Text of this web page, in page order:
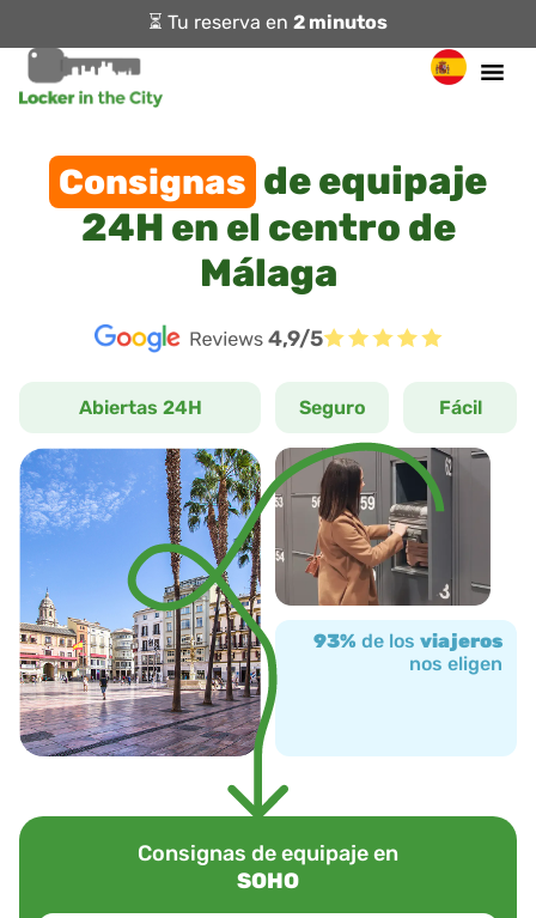
⏳ Tu reserva en 2 minutos
Consignas de equipaje
24H en el centro de
Málaga
4,9/5
93% de los viajeros
nos eligen
Seguro Fácil
Abiertas 24H
Consignas de equipaje en
SOHO